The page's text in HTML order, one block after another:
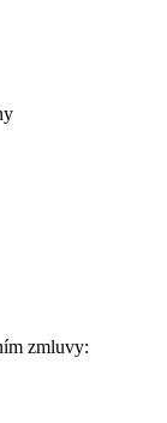
zmluvy: